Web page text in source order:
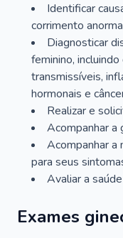
Identificar
corrimento
Diagnosticar
feminino,
transmissíveis,
hormonais e
Realizar e
Acompanhar a
Acompanhar a
para seus
Avaliar a
Exames